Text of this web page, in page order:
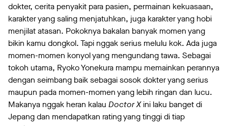
dokter, cerita penyakit para pasien, permainan kekuasaan,
karakter yang saling menjatuhkan, juga karakter yang hobi
menjilat atasan. Pokoknya bakalan banyak momen yang
bikin kamu dongkol. Tapi nggak serius melulu kok. Ada juga
momen-momen konyol yang mengundang tawa. Sebagai
tokoh utama, Ryoko Yonekura mampu memainkan perannya
dengan seimbang baik sebagai sosok dokter yang serius
maupun pada momen-momen yang lebih ringan dan lucu.
Makanya nggak heran kalau Doctor Xini laku banget di
Jepang dan mendapatkan rating yang tinggi di tiap